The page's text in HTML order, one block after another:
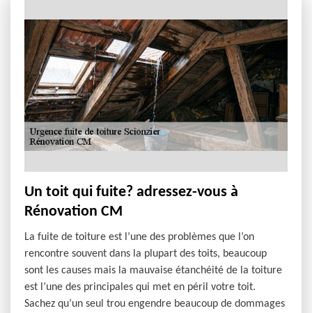
Un toit qui fuite? adressez-vous à
Rénovation CM
La fuite de toiture est l’une des problèmes que l’on
rencontre souvent dans la plupart des toits, beaucoup
sont les causes mais la mauvaise étanchéité de la toiture
est l’une des principales qui met en péril votre toit.
Sachez qu’un seul trou engendre beaucoup de dommages